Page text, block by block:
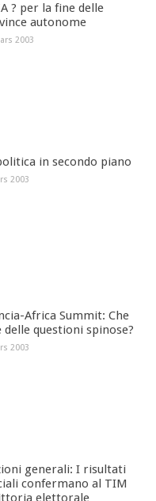
? per la fine delle
autonome
2003
in secondo piano
2003
Africa Summit: Che
delle questioni spinose?
2003
generali: I risultati
confermano al TIM
elettorale